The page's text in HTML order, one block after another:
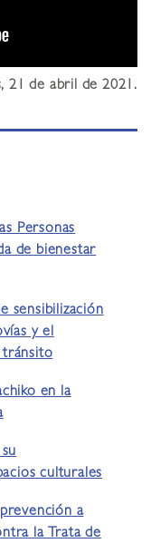
21 de abril de 2021.
Personas
de bienestar
sensibilización
y el
tránsito
en la
culturales
a
la Trata de